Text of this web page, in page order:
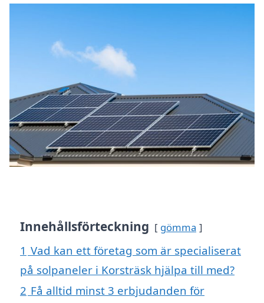
Innehållsförteckning gömma
1 Vad kan ett företag som är specialiserat
på solpaneler i Korsträsk hjälpa till med?
2 Få alltid minst 3 erbjudanden för